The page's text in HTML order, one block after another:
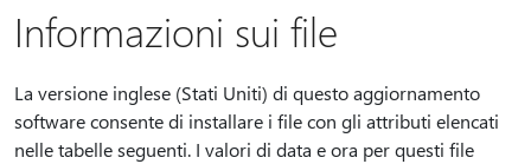
Informazioni sui file
La versione inglese (Stati Uniti) di questo aggiornamento
software consente di installare i file con gli attributi elencati
nelle tabelle seguenti. I valori di data e ora per questi file